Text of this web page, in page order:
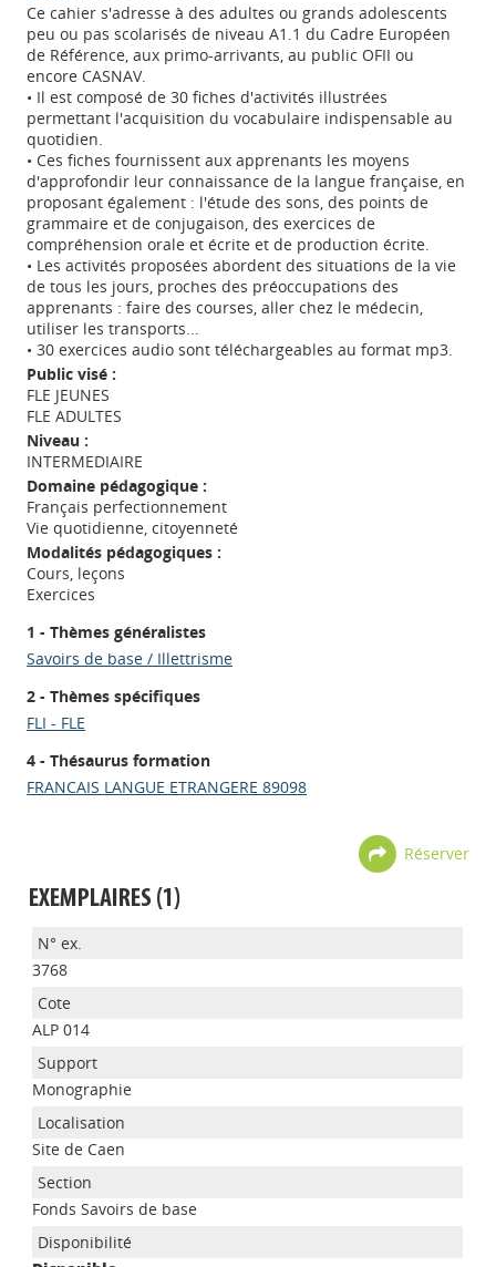
Ce cahier s'adresse à des adultes ou grands adolescents
peu ou pas scolarisés de niveau A1.1 du Cadre Européen
de Référence, aux primo-arrivants, au public OFII ou
encore CASNAV.
• Il est composé de 30 fiches d'activités illustrées
permettant l'acquisition du vocabulaire indispensable au
quotidien.
• Ces fiches fournissent aux apprenants les moyens
d'approfondir leur connaissance de la langue française, en
proposant également : l'étude des sons, des points de
grammaire et de conjugaison, des exercices de
compréhension orale et écrite et de production écrite.
• Les activités proposées abordent des situations de la vie
de tous les jours, proches des préoccupations des
apprenants : faire des courses, aller chez le médecin,
utiliser les transports...
• 30 exercices audio sont téléchargeables au format mp3.
Public visé :
FLE JEUNES
FLE ADULTES
Niveau :
INTERMEDIAIRE
Domaine pédagogique :
Français perfectionnement
Vie quotidienne, citoyenneté
Modalités pédagogiques :
Cours, leçons
Exercices
1 - Thèmes généralistes
Savoirs de base / Illettrisme
2 - Thèmes spécifiques
FLI - FLE
4 - Thésaurus formation
FRANCAIS LANGUE ETRANGERE 89098
Réserver
EXEMPLAIRES (1)
3768
ALP 014
Monographie
Site de Caen
Fonds Savoirs de base
Appels à projets